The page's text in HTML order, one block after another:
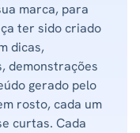
marca, para
ter sido criado
dicas,
demonstrações
gerado pelo
rosto, cada um
curtas. Cada